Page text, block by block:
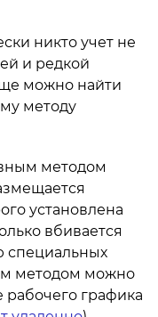
никто учет не
и редкой
можно найти
методу
методом
установлена
вбивается
специальных
методом можно
графика